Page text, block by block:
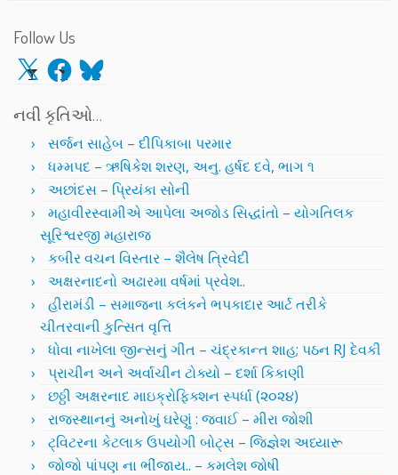
Follow Us
X Facebook
Bluesky
નવી કૃતિઓ…
સર્જન સાહેબ – દીપિકાબા પરમાર
ધમ્મપદ – ઋષિકેશ શરણ, અનુ. હર્ષદ દવે, ભાગ ૧
અછાંદસ – પ્રિયંકા સોની
મહાવીરસ્વામીએ આપેલા અજોડ સિદ્ધાંતો – યોગતિલક
સૂરિશ્વરજી મહારાજ
કબીર વચન વિસ્તાર – શૈલેષ ત્રિવેદી
અક્ષરનાદનો અઢારમા વર્ષમાં પ્રવેશ..
હીરામંડી – સમાજના કલંકને ભપકાદાર આર્ટ તરીકે
ચીતરવાની કુત્સિત વૃત્તિ
ધોવા નાખેલા જીન્સનું ગીત – ચંદ્રકાન્ત શાહ; પઠન RJ દેવકી
પ્રાચીન અને અર્વાચીન ટોક્યો – દર્શા કિકાણી
છઠ્ઠી અક્ષરનાદ માઇક્રોફિક્શન સ્પર્ધા (૨૦૨૪)
રાજસ્થાનનું અનોખું ઘરેણું : જવાઈ – મીરા જોશી
ટ્વિટરના કેટલાક ઉપયોગી બોટ્સ – જિજ્ઞેશ અધ્યારૂ
જોજો પાંપણ ના ભીંજાય.. – કમલેશ જોષી